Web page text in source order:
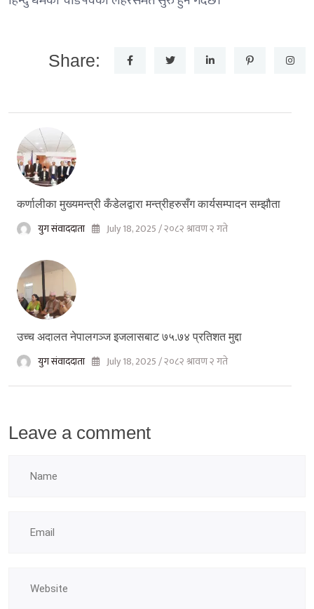
Share:
कर्णालीका मुख्यमन्त्री कँडेलद्वारा मन्त्रीहरुसँग कार्यसम्पादन सम्झौता
युग संवाददाता July 18, 2025 / २०८२ श्रावण २ गते
उच्च अदालत नेपालगञ्ज इजलासबाट ७५.७४ प्रतिशत मुद्दा
युग संवाददाता July 18, 2025 / २०८२ श्रावण २ गते
Leave a comment